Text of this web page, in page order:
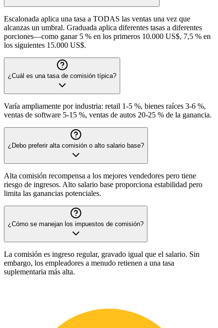
Escalonada aplica una tasa a TODAS las ventas una vez que
alcanzas un umbral. Graduada aplica diferentes tasas a diferentes
porciones—como ganar 5 % en los primeros 10.000 US$, 7,5 % en
los siguientes 15.000 US$.
¿Cuál es una tasa de comisión típica?
Varía ampliamente por industria: retail 1-5 %, bienes raíces 3-6 %,
ventas de software 5-15 %, ventas de autos 20-25 % de la ganancia.
¿Debo preferir alta comisión o alto salario base?
Alta comisión recompensa a los mejores vendedores pero tiene
riesgo de ingresos. Alto salario base proporciona estabilidad pero
limita las ganancias potenciales.
¿Cómo se manejan los impuestos de comisión?
La comisión es ingreso regular, gravado igual que el salario. Sin
embargo, los empleadores a menudo retienen a una tasa
suplementaria más alta.